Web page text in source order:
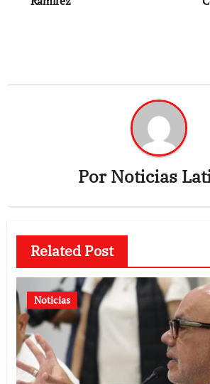
PorNoticias
Related Post
Noticias